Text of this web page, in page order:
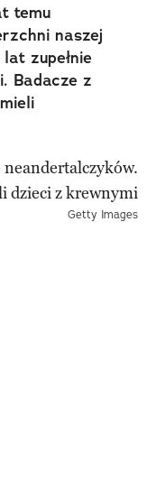
temu
naszej
zupełnie
Badacze z
Getty Images